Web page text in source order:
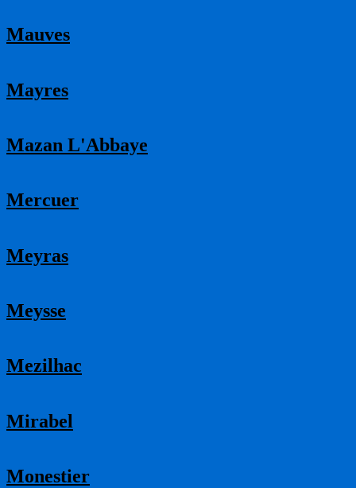
Mauves
Mayres
Mazan L'Abbaye
Mercuer
Meyras
Meysse
Mezilhac
Mirabel
Monestier